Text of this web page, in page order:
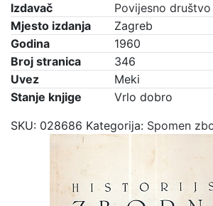
Izdavač
Povijesno
Mjesto izdanja
Zagreb
Godina
1960
Broj stranica
346
Uvez
Meki
Stanje knjige
Vrlo dobro
SKU: 028686 Kategorija: Spomen